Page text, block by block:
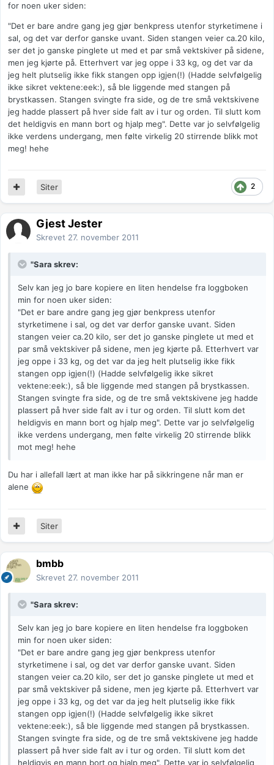
for noen uker siden:
"Det er bare andre gang jeg gjør benkpress utenfor styrketimene i
sal, og det var derfor ganske uvant. Siden stangen veier ca.20 kilo,
ser det jo ganske pinglete ut med et par små vektskiver på sidene,
men jeg kjørte på. Etterhvert var jeg oppe i 33 kg, og det var da
jeg helt plutselig ikke fikk stangen opp igjen(!) (Hadde selvfølgelig
ikke sikret vektene:eek:), så ble liggende med stangen på
brystkassen. Stangen svingte fra side, og de tre små vektskivene
jeg hadde plassert på hver side falt av i tur og orden. Til slutt kom
det heldigvis en mann bort og hjalp meg". Dette var jo selvfølgelig
ikke verdens undergang, men følte virkelig 20 stirrende blikk mot
meg! hehe
2
Siter
Gjest Jester
Skrevet 27. november 2011
"Sara skrev:
Selv kan jeg jo bare kopiere en liten hendelse fra loggboken
min for noen uker siden:
"Det er bare andre gang jeg gjør benkpress utenfor
styrketimene i sal, og det var derfor ganske uvant. Siden
stangen veier ca.20 kilo, ser det jo ganske pinglete ut med et
par små vektskiver på sidene, men jeg kjørte på. Etterhvert var
jeg oppe i 33 kg, og det var da jeg helt plutselig ikke fikk
stangen opp igjen(!) (Hadde selvfølgelig ikke sikret
vektene:eek:), så ble liggende med stangen på brystkassen.
Stangen svingte fra side, og de tre små vektskivene jeg hadde
plassert på hver side falt av i tur og orden. Til slutt kom det
heldigvis en mann bort og hjalp meg". Dette var jo selvfølgelig
ikke verdens undergang, men følte virkelig 20 stirrende blikk
mot meg! hehe
Du har i allefall lært at man ikke har på sikkringene når man er
alene
Siter
bmbb
Skrevet 27. november 2011
"Sara skrev:
Selv kan jeg jo bare kopiere en liten hendelse fra loggboken
min for noen uker siden:
"Det er bare andre gang jeg gjør benkpress utenfor
styrketimene i sal, og det var derfor ganske uvant. Siden
stangen veier ca.20 kilo, ser det jo ganske pinglete ut med et
par små vektskiver på sidene, men jeg kjørte på. Etterhvert var
jeg oppe i 33 kg, og det var da jeg helt plutselig ikke fikk
stangen opp igjen(!) (Hadde selvfølgelig ikke sikret
vektene:eek:), så ble liggende med stangen på brystkassen.
Stangen svingte fra side, og de tre små vektskivene jeg hadde
plassert på hver side falt av i tur og orden. Til slutt kom det
heldigvis en mann bort og hjalp meg". Dette var jo selvfølgelig